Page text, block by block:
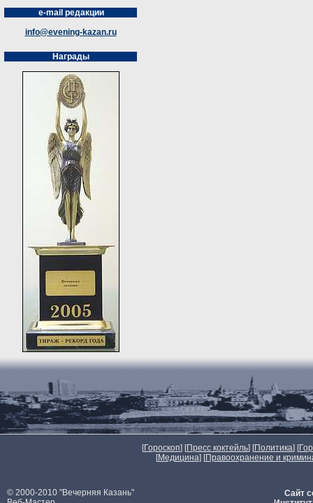
e-mail редакции
info@evening-kazan.ru
Награды
[Гороскоп] [Пресс коктейль] [Политика] [
[Медицина] [Правоохранение и
© 2000-2010 "Вечерняя Казань"
Сайт